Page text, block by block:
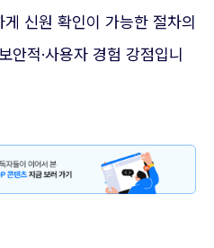
신원 확인이 가능한 절차의
안적·사용자 경험 강점입니